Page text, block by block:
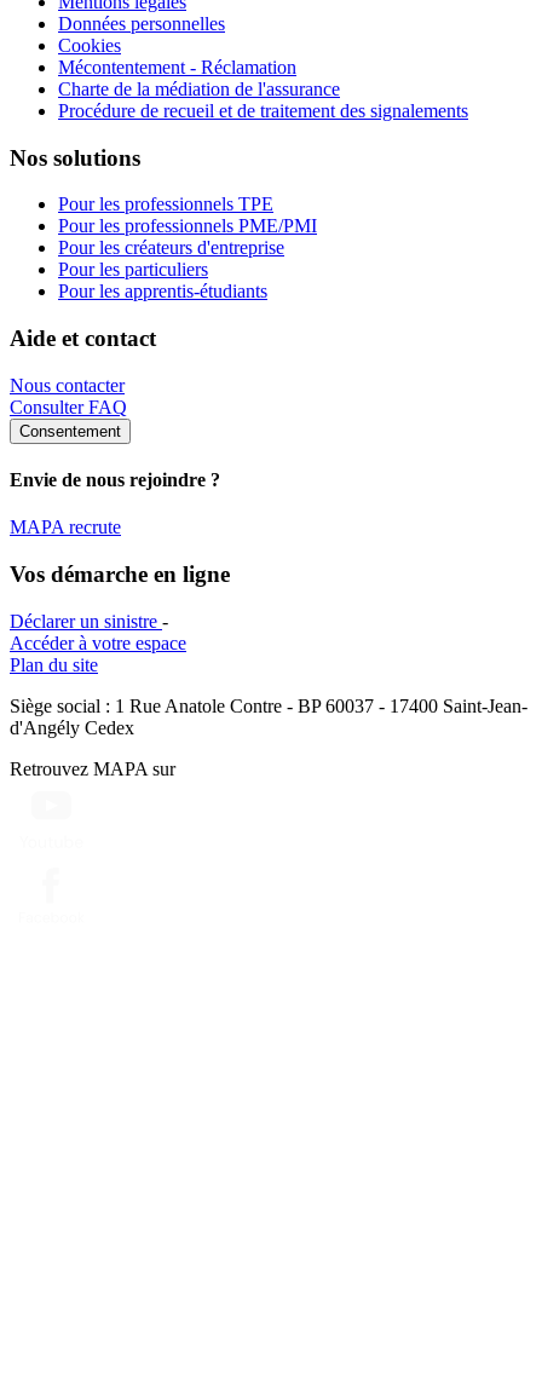
Données personnelles
Cookies
Mécontentement - Réclamation
Charte de la médiation de l'assurance
Procédure de recueil et de traitement des signalements
Nos solutions
Pour les professionnels TPE
Pour les professionnels PME/PMI
Pour les créateurs d'entreprise
Pour les particuliers
Pour les apprentis-étudiants
Aide et contact
Nous contacter
Consulter FAQ
Consentement
Envie de nous rejoindre ?
MAPA recrute
Vos démarche en ligne
Déclarer un sinistre -
Accéder à votre espace
Plan du site
Siège social : 1 Rue Anatole Contre - BP 60037 - 17400 Saint-Jean-
d'Angély Cedex
Retrouvez MAPA sur